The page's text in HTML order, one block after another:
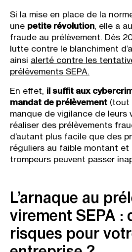
Si la mise en place de la
une petite révolution, elle a
fraude au prélèvement. Dès
lutte contre le blanchiment
ainsi alerté contre les
prélèvements SEPA.
En effet, il suffit aux
mandat de prélèvement (tout
manque de vigilance de leurs
réaliser des prélèvements
d’autant plus facile que des
réguliers au faible montant et
trompeurs peuvent passer
L’arnaque au
virement SEPA :
risques pour